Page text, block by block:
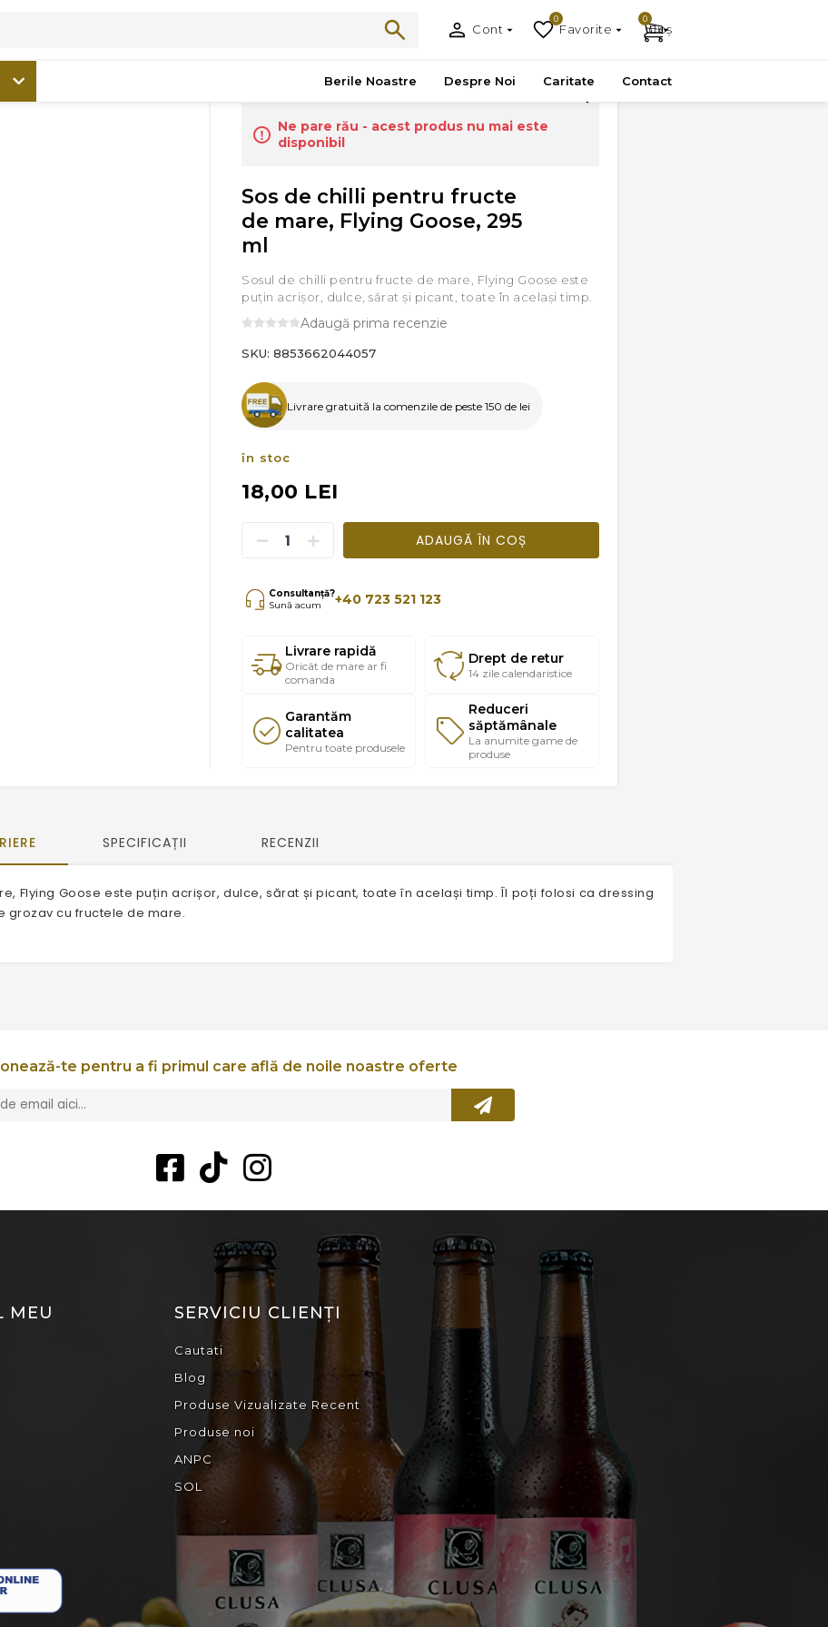
Cont Favorite
0
Coș
0
Berile Noastre Despre Noi Caritate Contact
Sos de chilli pentru fructe de mare, Flying Goose, 295 ml
Ne pare rău - acest produs nu mai este
disponibil
Sos de chilli pentru fructe
de mare, Flying Goose, 295
ml
Sosul de chilli pentru fructe de mare, Flying Goose este
puțin acrișor, dulce, sărat și picant, toate în același timp.
Adaugă prima recenzie
SKU: 8853662044057
Livrare gratuită la comenzile de peste 150 de lei
în stoc
18,00 LEI
ADAUGĂ ÎN COȘ
Consultanță?
Sună acum
+40 723 521 123
Livrare rapidă
Oricât de mare ar fi
comanda
Drept de retur
14 zile calendaristice
Garantăm
calitatea
Pentru toate produsele
Reduceri
săptămânale
La anumite game de
produse
SPECIFICAȚII RECENZII
Flying Goose este puțin acrișor, dulce, sărat și picant, toate în același timp. Îl poți folosi ca dressing
grozav cu fructele de mare.
te pentru a fi primul care află de noile noastre oferte
MEU SERVICIU CLIENȚI
Cautati
Blog
Produse Vizualizate Recent
Produse noi
ANPC
SOL